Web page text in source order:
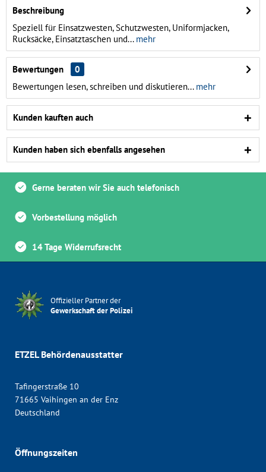
Beschreibung
Speziell für Einsatzwesten, Schutzwesten, Uniformjacken,
Rucksäcke, Einsatztaschen und...mehr
Bewertungen
0
Bewertungen lesen, schreiben und diskutieren...mehr
Kunden kauften auch
Kunden haben sich ebenfalls angesehen
Gerne beraten wir Sie auch telefonisch
Vorbestellung möglich
14 Tage Widerrufsrecht
Offizieller Partner der
Gewerkschaft der Polizei
ETZEL Behördenausstatter
Tafingerstraße 10
71665 Vaihingen an der Enz
Deutschland
Öffnungszeiten